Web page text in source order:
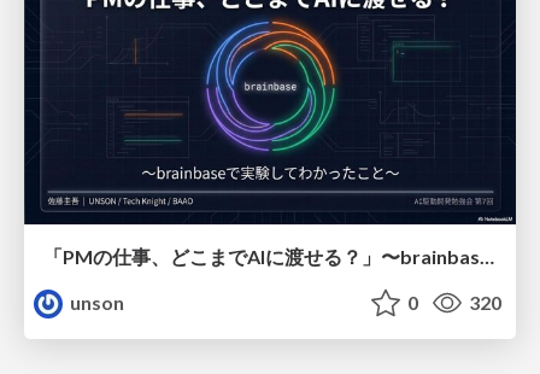
「PMの仕事、どこまでAIに渡せる？」〜brainbaseで実験してわかったこと〜
unson
0 320